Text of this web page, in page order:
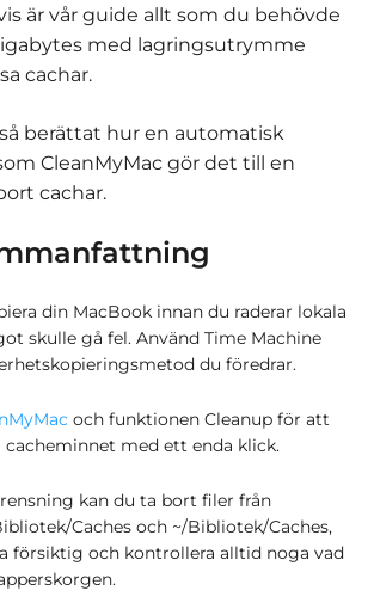
är vår guide allt som du behövde
med lagringsutrymme
cachar.
berättat hur en automatisk
CleanMyMac gör det till en
cachar.
din MacBook innan du raderar lokala
skulle gå fel. Använd Time Machine
du föredrar.
och funktionen Cleanup för att
cacheminnet med ett enda klick.
kan du ta bort filer från
Caches och ~/Bibliotek/Caches,
försiktig och kontrollera alltid noga vad